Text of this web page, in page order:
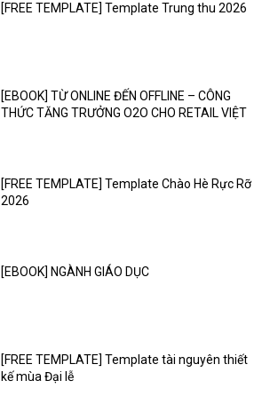
[FREE TEMPLATE] Template Trung thu 2026
[EBOOK] TỪ ONLINE ĐẾN OFFLINE – CÔNG
THỨC TĂNG TRƯỞNG O2O CHO RETAIL VIỆT
[FREE TEMPLATE] Template Chào Hè Rực Rỡ
2026
[EBOOK] NGÀNH GIÁO DỤC
[FREE TEMPLATE] Template tài nguyên thiết
kế mùa Đại lễ